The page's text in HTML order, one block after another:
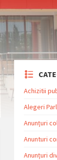
Achizitii
Alegeri
Anunțuri
Anunturi
Anunțuri